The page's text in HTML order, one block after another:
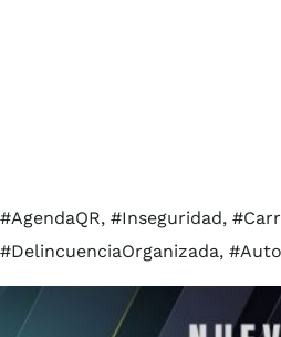
#AgendaQR, #Inseguridad,
#DelincuenciaOrganizada,